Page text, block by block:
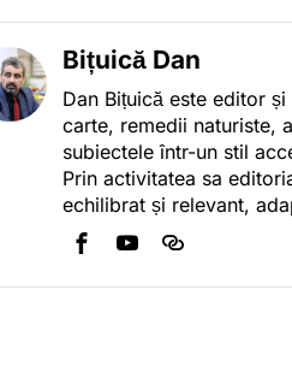
Bițuică Dan
Dan Bițuică este editor
carte, remedii naturiste,
subiectele într-un stil
Prin activitatea sa
echilibrat și relevant,